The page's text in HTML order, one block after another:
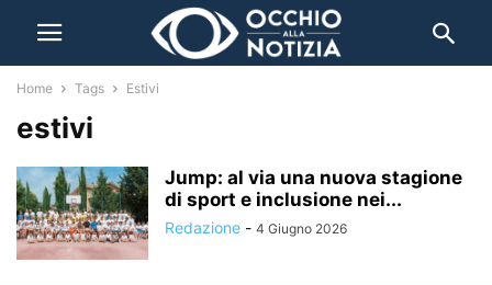
Home Tags Estivi
estivi
Jump: al via una nuova stagione
di sport e inclusione nei...
Redazione - 4 Giugno 2026